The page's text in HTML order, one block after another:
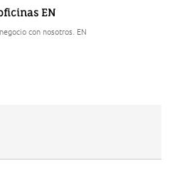
EN
con nosotros. EN